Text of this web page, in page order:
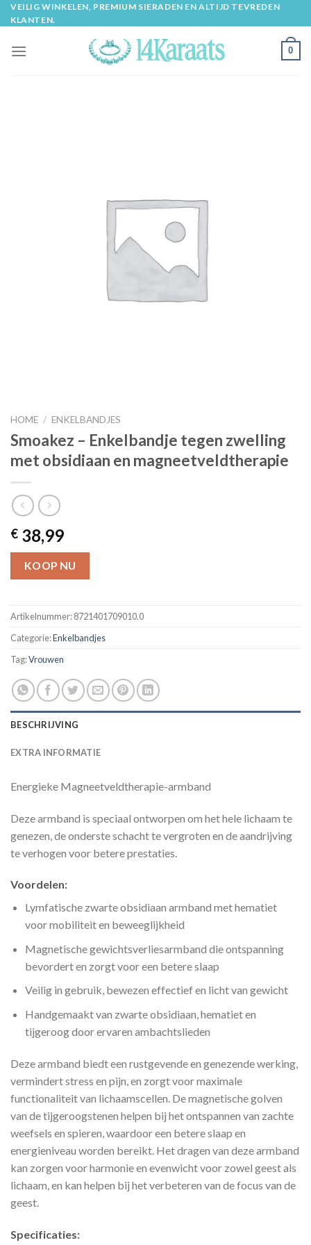
Skip
to
VEILIG WINKELEN, PREMIUM SIERADEN EN ALTIJD TEVREDEN
KLANTEN.
0
HOME / ENKELBANDJES
Smoakez – Enkelbandje tegen zwelling
met obsidiaan en magneetveldtherapie
€ 38,99
KOOP NU
Artikelnummer:8721401709010.0
Categorie:Enkelbandjes
Tag:Vrouwen
BESCHRIJVING
EXTRA INFORMATIE
Energieke Magneetveldtherapie-armband
Deze armband is speciaal ontworpen om het hele lichaam te
genezen, de onderste schacht te vergroten en de aandrijving
te verhogen voor betere prestaties.
Voordelen:
Lymfatische zwarte obsidiaan armband met hematiet
voor mobiliteit en beweeglijkheid
Magnetische gewichtsverliesarmband die ontspanning
bevordert en zorgt voor een betere slaap
Veilig in gebruik, bewezen effectief en licht van gewicht
Handgemaakt van zwarte obsidiaan, hematiet en
tijgeroog door ervaren ambachtslieden
Deze armband biedt een rustgevende en genezende werking,
vermindert stress en pijn, en zorgt voor maximale
functionaliteit van lichaamscellen. De magnetische golven
van de tijgeroogstenen helpen bij het ontspannen van zachte
weefsels en spieren, waardoor een betere slaap en
energieniveau worden bereikt. Het dragen van deze armband
kan zorgen voor harmonie en evenwicht voor zowel geest als
lichaam, en kan helpen bij het verbeteren van de focus van de
geest.
Specificaties: